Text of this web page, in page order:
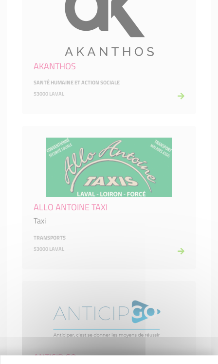
AKANTHOS
SANTÉ HUMAINE ET ACTION SOCIALE
53000 LAVAL
ALLO ANTOINE TAXI
Taxi
TRANSPORTS
53000 LAVAL
ANTICIP GO